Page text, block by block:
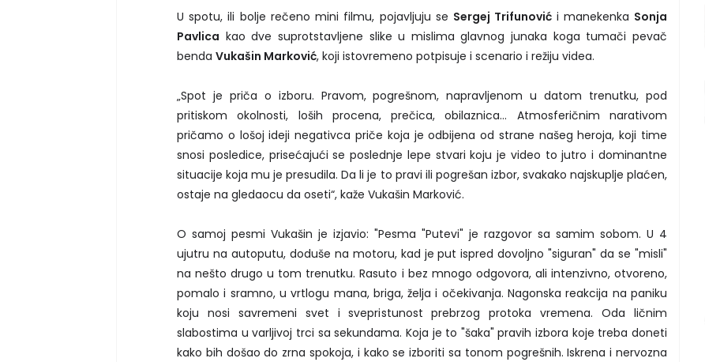
U spotu, ili bolje rečeno mini filmu, pojavljuju se Sergej Trifunović i manekenka Sonja
Pavlica kao dve suprotstavljene slike u mislima glavnog junaka koga tumači pevač
benda Vukašin Marković, koji istovremeno potpisuje i scenario i režiju videa.
„Spot je priča o izboru. Pravom, pogrešnom, napravljenom u datom trenutku, pod
pritiskom okolnosti, loših procena, prečica, obilaznica... Atmosferičnim narativom
pričamo o lošoj ideji negativca priče koja je odbijena od strane našeg heroja, koji time
snosi posledice, prisećajući se poslednje lepe stvari koju je video to jutro i dominantne
situacije koja mu je presudila. Da li je to pravi ili pogrešan izbor, svakako najskuplje plaćen,
ostaje na gledaocu da oseti“, kaže Vukašin Marković.
O samoj pesmi Vukašin je izjavio: "Pesma "Putevi" je razgovor sa samim sobom. U 4
ujutru na autoputu, doduše na motoru, kad je put ispred dovoljno "siguran" da se "misli"
na nešto drugo u tom trenutku. Rasuto i bez mnogo odgovora, ali intenzivno, otvoreno,
pomalo i sramno, u vrtlogu mana, briga, želja i očekivanja. Nagonska reakcija na paniku
koju nosi savremeni svet i svepristunost prebrzog protoka vremena. Oda ličnim
slabostima u varljivoj trci sa sekundama. Koja je to "šaka" pravih izbora koje treba doneti
kako bih došao do zrna spokoja, i kako se izboriti sa tonom pogrešnih. Iskrena i nervozna